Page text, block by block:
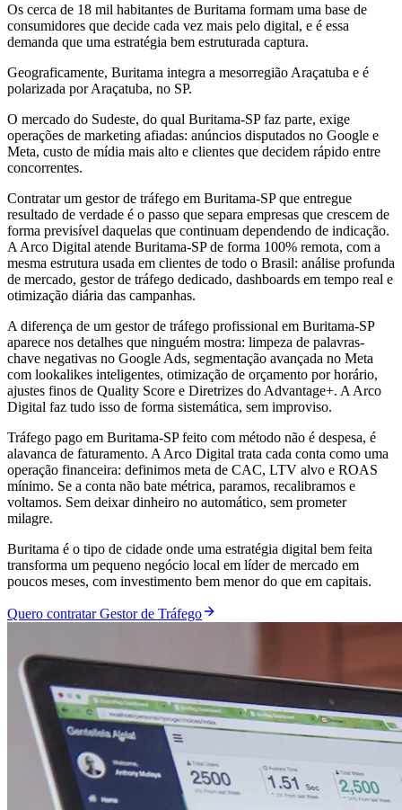
Os cerca de 18 mil habitantes de Buritama formam uma base de
consumidores que decide cada vez mais pelo digital, e é essa
demanda que uma estratégia bem estruturada captura.
Geograficamente, Buritama integra a mesorregião Araçatuba e é
polarizada por Araçatuba, no SP.
O mercado do Sudeste, do qual Buritama-SP faz parte, exige
operações de marketing afiadas: anúncios disputados no Google e
Meta, custo de mídia mais alto e clientes que decidem rápido entre
concorrentes.
Contratar um gestor de tráfego em Buritama-SP que entregue
resultado de verdade é o passo que separa empresas que crescem de
forma previsível daquelas que continuam dependendo de indicação.
A Arco Digital atende Buritama-SP de forma 100% remota, com a
mesma estrutura usada em clientes de todo o Brasil: análise profunda
de mercado, gestor de tráfego dedicado, dashboards em tempo real e
otimização diária das campanhas.
A diferença de um gestor de tráfego profissional em Buritama-SP
aparece nos detalhes que ninguém mostra: limpeza de palavras-
chave negativas no Google Ads, segmentação avançada no Meta
com lookalikes inteligentes, otimização de orçamento por horário,
ajustes finos de Quality Score e Diretrizes do Advantage+. A Arco
Digital faz tudo isso de forma sistemática, sem improviso.
Tráfego pago em Buritama-SP feito com método não é despesa, é
alavanca de faturamento. A Arco Digital trata cada conta como uma
operação financeira: definimos meta de CAC, LTV alvo e ROAS
mínimo. Se a conta não bate métrica, paramos, recalibramos e
voltamos. Sem deixar dinheiro no automático, sem prometer
milagre.
Buritama é o tipo de cidade onde uma estratégia digital bem feita
transforma um pequeno negócio local em líder de mercado em
poucos meses, com investimento bem menor do que em capitais.
Quero contratar Gestor de Tráfego